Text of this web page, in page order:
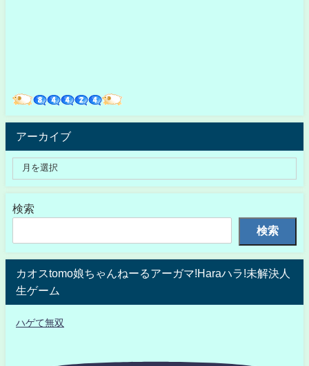
アーカイブ
検索
検索
カオスtomo娘ちゃんねーるアーガマ!Haraハラ!未解決人
生ゲーム
ハゲて無双